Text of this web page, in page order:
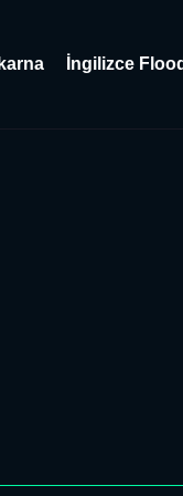
İngilizce